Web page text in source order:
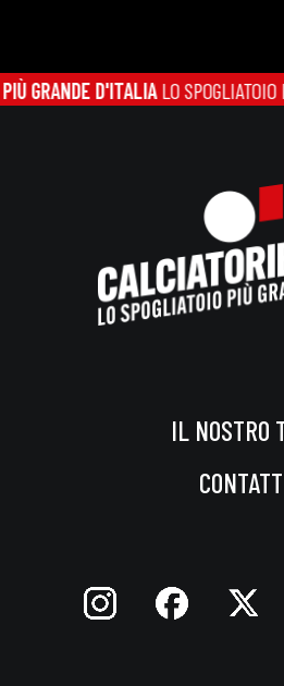
GRANDE D'ITALIALO SPOGLIATOIO
IL NOSTRO